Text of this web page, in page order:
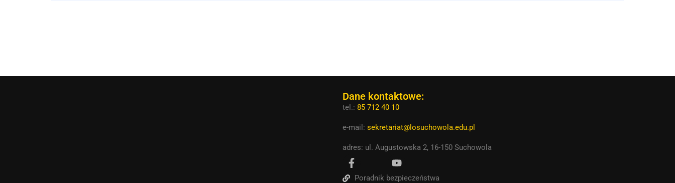
Dane kontaktowe:
tel.: 85 712 40 10
e-mail: sekretariat@losuchowola.edu.pl
adres: ul. Augustowska 2, 16-150 Suchowola
Poradnik bezpieczeństwa